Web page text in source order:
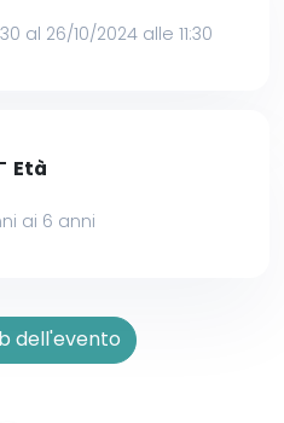
al 26/10/2024 alle 11:30
Età
ai 6 anni
dell'evento